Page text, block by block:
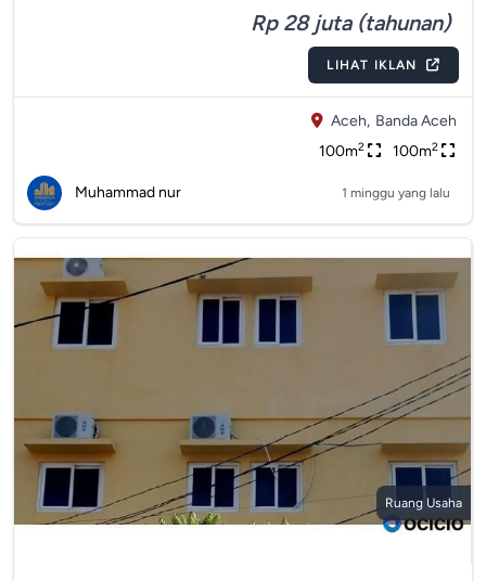
Rp 28 juta (tahunan)
LIHAT IKLAN
Aceh, Banda Aceh
100m2 100m2
Muhammad nur 1 minggu yang lalu
Ruang Usaha